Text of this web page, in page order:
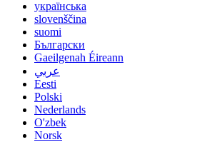
українська
slovenščina
suomi
Български
Gaeilgenah Éireann
عربي
Eesti
Polski
Nederlands
O'zbek
Norsk